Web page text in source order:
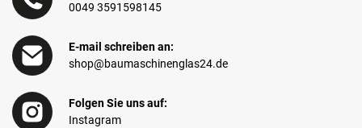
0049 3591598145
E-mail schreiben an:
shop@baumaschinenglas24.de
Folgen Sie uns auf:
Instagram